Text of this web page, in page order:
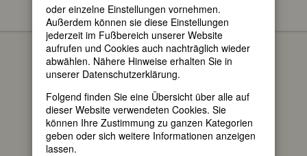
BÜCHER
Berühmte Frauen: 300
Porträts
BERÜHMTE FRAUEN: 300
PORTRÄTS
Luise F. Pusch
29.01.1999
Biographien
oder einzelne Einstellungen vornehmen.
Außerdem können sie diese Einstellungen
jederzeit im Fußbereich unserer Website
aufrufen und Cookies auch nachträglich wieder
abwählen. Nähere Hinweise erhalten Sie in
unserer Datenschutzerklärung.
Folgend finden Sie eine Übersicht über alle auf
dieser Website verwendeten Cookies. Sie
können Ihre Zustimmung zu ganzen Kategorien
geben oder sich weitere Informationen anzeigen
lassen.